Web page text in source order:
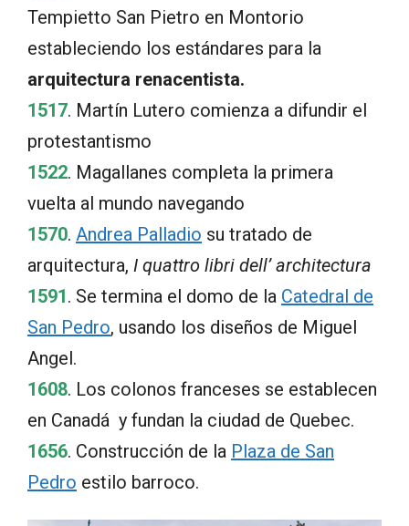
Tempietto San Pietro en Montorio
estableciendo los estándares para la
arquitectura renacentista.
1517. Martín Lutero comienza a difundir el
protestantismo
1522. Magallanes completa la primera
vuelta al mundo navegando
1570. Andrea Palladio su tratado de
arquitectura, I quattro libri dell’ architectura
1591. Se termina el domo de la Catedral de
San Pedro, usando los diseños de Miguel
Angel.
1608. Los colonos franceses se establecen
en Canadá y fundan la ciudad de Quebec.
1656. Construcción de la Plaza de San
Pedro estilo barroco.